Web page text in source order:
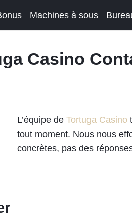
Machines à sous
Casino
L’équipe deTortuga Casino
tout moment. Nous nous
concrètes, pas des